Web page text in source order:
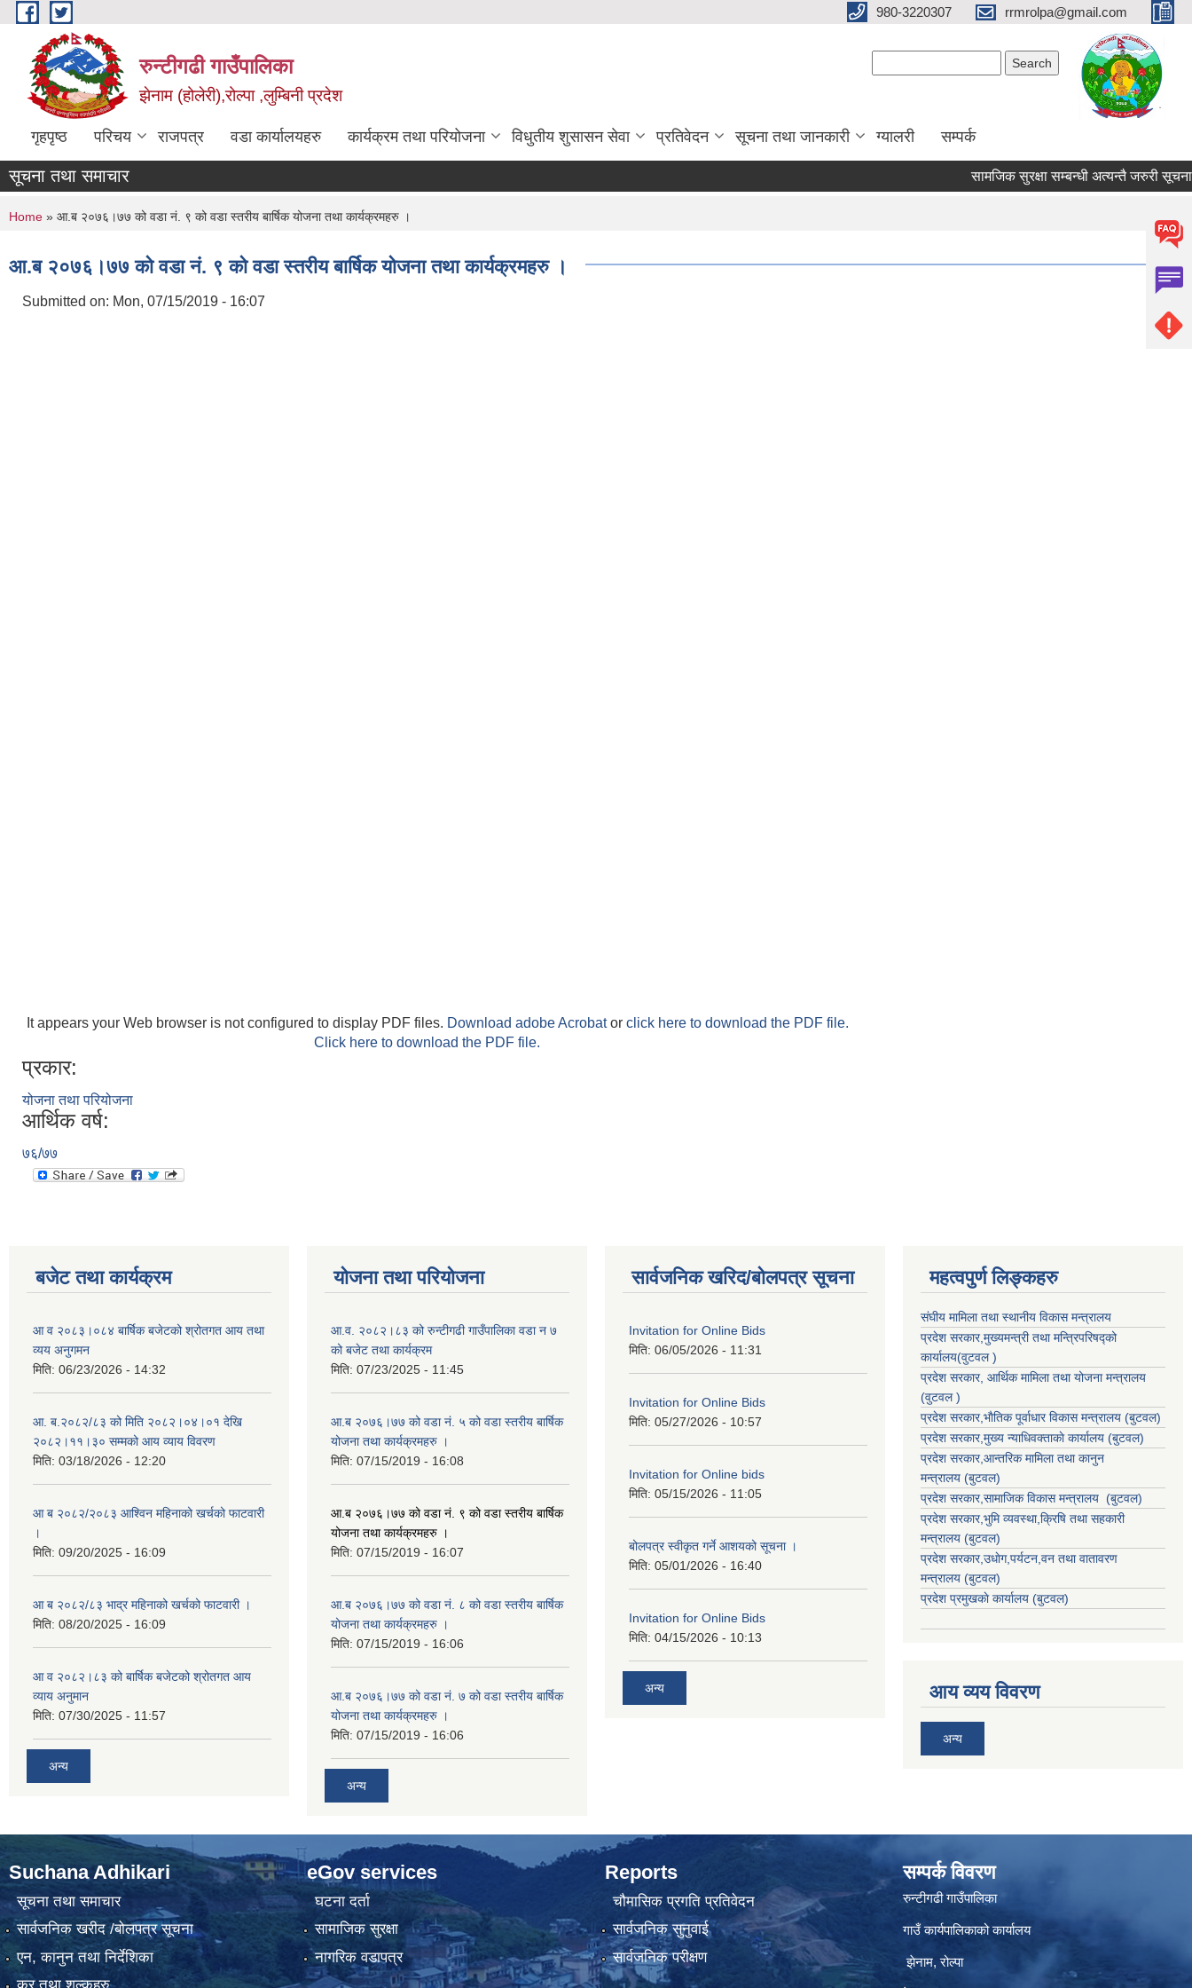
Skip to main content 980-3220307 rrmrolpa@gmail.com
रुन्टीगढी गाउँपालिका
झेनाम (होलेरी),रोल्पा ,लुम्बिनी प्रदेश
गृहपृष्ठ परिचय राजपत्र वडा कार्यालयहरु कार्यक्रम तथा परियोजना विधुतीय शुसासन सेवा प्रतिवेदन सूचना तथा जानकारी ग्यालरी सम्पर्क
सूचना तथा समाचार सामजिक सुरक्षा सम्बन्धी अत्यन्तै जरुरी सूचना ।
You are here
Home » आ.ब २०७६।७७ को वडा नं. ९ को वडा स्तरीय बार्षिक योजना तथा कार्यक्रमहरु ।
आ.ब २०७६।७७ को वडा नं. ९ को वडा स्तरीय बार्षिक योजना तथा कार्यक्रमहरु ।
Submitted on: Mon, 07/15/2019 - 16:07
It appears your Web browser is not configured to display PDF files. Download adobe Acrobator click here to download the PDF file.
Click here to download the PDF file.
प्रकार:
योजना तथा परियोजना
आर्थिक वर्ष:
७६/७७
बजेट तथा कार्यक्रम
आ व २०८३।०८४ बार्षिक बजेटको श्रोतगत आय तथा
व्यय अनुगमन
मिति: 06/23/2026 - 14:32
आ. ब.२०८२/८३ को मिति २०८२।०४।०१ देखि
२०८२।११।३० सम्मको आय व्याय विवरण
मिति: 03/18/2026 - 12:20
आ ब २०८२/२०८३ आश्विन महिनाको खर्चको फाटवारी
।
मिति: 09/20/2025 - 16:09
आ ब २०८२/८३ भाद्र महिनाको खर्चको फाटवारी ।
मिति: 08/20/2025 - 16:09
आ व २०८२।८३ को बार्षिक बजेटको श्रोतगत आय
व्याय अनुमान
मिति: 07/30/2025 - 11:57
अन्य
योजना तथा परियोजना
आ.व. २०८२।८३ को रुन्टीगढी गाउँपालिका वडा न ७
को बजेट तथा कार्यक्रम
मिति: 07/23/2025 - 11:45
आ.ब २०७६।७७ को वडा नं. ५ को वडा स्तरीय बार्षिक
योजना तथा कार्यक्रमहरु ।
मिति: 07/15/2019 - 16:08
आ.ब २०७६।७७ को वडा नं. ९ को वडा स्तरीय बार्षिक
योजना तथा कार्यक्रमहरु ।
मिति: 07/15/2019 - 16:07
आ.ब २०७६।७७ को वडा नं. ८ को वडा स्तरीय बार्षिक
योजना तथा कार्यक्रमहरु ।
मिति: 07/15/2019 - 16:06
आ.ब २०७६।७७ को वडा नं. ७ को वडा स्तरीय बार्षिक
योजना तथा कार्यक्रमहरु ।
मिति: 07/15/2019 - 16:06
अन्य
सार्वजनिक खरिद/बोलपत्र सूचना
Invitation for Online Bids
मिति: 06/05/2026 - 11:31
Invitation for Online Bids
मिति: 05/27/2026 - 10:57
Invitation for Online bids
मिति: 05/15/2026 - 11:05
बोलपत्र स्वीकृत गर्ने आशयको सूचना ।
मिति: 05/01/2026 - 16:40
Invitation for Online Bids
मिति: 04/15/2026 - 10:13
अन्य
महत्वपुर्ण लिङ्कहरु
संघीय मामिला तथा स्थानीय विकास मन्त्रालय
प्रदेश सरकार,मुख्यमन्त्री तथा मन्त्रिपरिषद्को
कार्यालय(वुटवल )
प्रदेश सरकार, आर्थिक मामिला तथा योजना मन्त्रालय
(वुटवल )
प्रदेश सरकार,भाैतिक पूर्वाधार विकास मन्त्रालय (बुटवल)
प्रदेश सरकार,मुख्य न्याधिवक्ताकाे कार्यालय (बुटवल)
प्रदेश सरकार,आन्तरिक मामिला तथा कानुन
मन्त्रालय (बुटवल)
प्रदेश सरकार,सामाजिक विकास मन्त्रालय (बुटवल)
प्रदेश सरकार,भुमि व्यवस्था,क्रिषि तथा सहकारी
मन्त्रालय (बुटवल)
प्रदेश सरकार,उधाेग,पर्यटन,वन तथा वातावरण
मन्त्रालय (बुटवल)
प्रदेश प्रमुखकाे कार्यालय (बुटवल)
आय व्यय विवरण
अन्य
Suchana Adhikari
सूचना तथा समाचार
सार्वजनिक खरीद /बोलपत्र सूचना
एन, कानुन तथा निर्देशिका
eGov services
घटना दर्ता
सामाजिक सुरक्षा
नागरिक वडापत्र
Reports
चौमासिक प्रगति प्रतिवेदन
सार्वजनिक सुनुवाई
सार्वजनिक परीक्षण
सम्पर्क विवरण
रुन्टीगढी गाउँपालिका
गाउँ कार्यपालिकाको कार्यालय
झेनाम, रोल्पा